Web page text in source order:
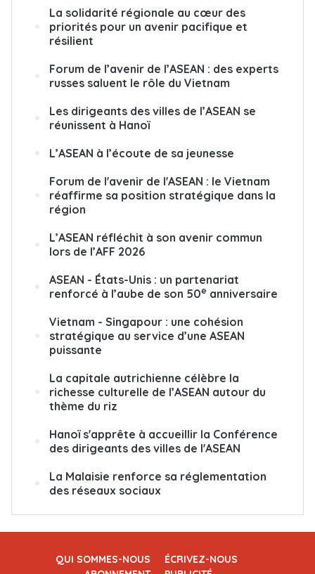
La solidarité régionale au cœur des
priorités pour un avenir pacifique et
résilient
Forum de l’avenir de l’ASEAN : des experts
russes saluent le rôle du Vietnam
Les dirigeants des villes de l’ASEAN se
réunissent à Hanoï
L’ASEAN à l’écoute de sa jeunesse
Forum de l'avenir de l'ASEAN : le Vietnam
réaffirme sa position stratégique dans la
région
L’ASEAN réfléchit à son avenir commun
lors de l’AFF 2026
ASEAN - États-Unis : un partenariat
renforcé à l’aube de son 50e anniversaire
Vietnam - Singapour : une cohésion
stratégique au service d’une ASEAN
puissante
La capitale autrichienne célèbre la
richesse culturelle de l’ASEAN autour du
thème du riz
Hanoï s'apprête à accueillir la Conférence
des dirigeants des villes de l'ASEAN
La Malaisie renforce sa réglementation
des réseaux sociaux
QUI SOMMES-NOUS
ÉCRIVEZ-NOUS